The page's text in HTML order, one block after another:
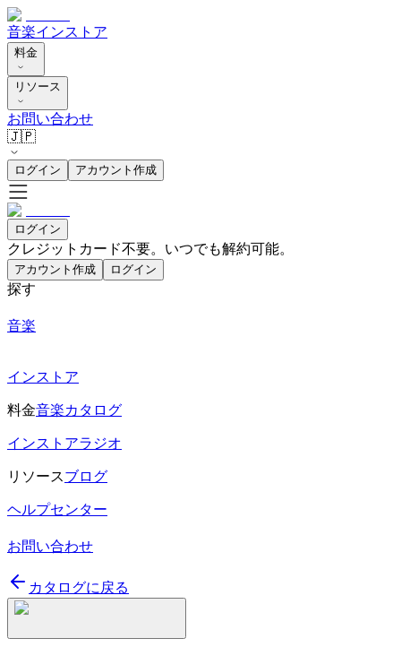
音楽インストア
料金
リソース
お問い合わせ
🇯🇵
ログイン アカウント作成
ログイン
クレジットカード不要。いつでも解約可能。
アカウント作成 ログイン
探す
音楽
インストア
料金音楽カタログ
インストアラジオ
リソースブログ
ヘルプセンター
お問い合わせ
カタログに戻る